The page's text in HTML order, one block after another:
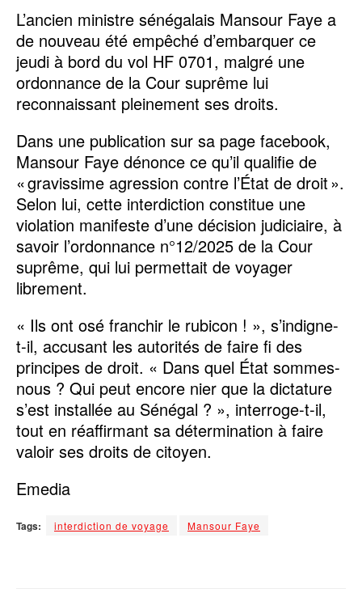
L’ancien ministre sénégalais Mansour Faye a
de nouveau été empêché d’embarquer ce
jeudi à bord du vol HF 0701, malgré une
ordonnance de la Cour suprême lui
reconnaissant pleinement ses droits.
Dans une publication sur sa page facebook,
Mansour Faye dénonce ce qu’il qualifie de
« gravissime agression contre l’État de droit ».
Selon lui, cette interdiction constitue une
violation manifeste d’une décision judiciaire, à
savoir l’ordonnance n°12/2025 de la Cour
suprême, qui lui permettait de voyager
librement.
« Ils ont osé franchir le rubicon ! », s’indigne-
t-il, accusant les autorités de faire fi des
principes de droit. « Dans quel État sommes-
nous ? Qui peut encore nier que la dictature
s’est installée au Sénégal ? », interroge-t-il,
tout en réaffirmant sa détermination à faire
valoir ses droits de citoyen.
Emedia
Tags: interdiction de voyage Mansour Faye